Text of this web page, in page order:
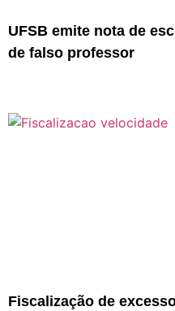
UFSB emite nota de
de falso professor
Fiscalização de